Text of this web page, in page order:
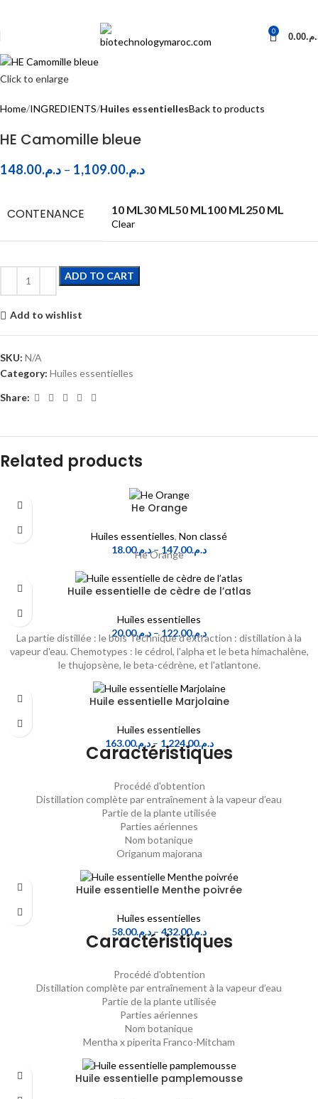
0 0.00
Click to enlarge
Home INGREDIENTS Huiles essentiellesBack to products
HE Camomille bleue
د.م.148.00 – د.م.1,109.00
CONTENANCE 10 ML30 ML50 ML100 ML250 ML
Clear
ADD TO CART
Add to wishlist
SKU: N/A
Category: Huiles essentielles
Share:
Related products
He Orange
Huiles essentielles, Non classé
د.م.18.00 – د.م.147.00
He Orange
Huile essentielle de cèdre de l’atlas
Huiles essentielles
د.م.20.00 – د.م.122.00
La partie distillée : le bois Technique d’extraction : distillation à la
vapeur d'eau. Chemotypes : le cédrol, l'alpha et le beta himachalène,
le thujopsène, le beta-cédrène, et l'atlantone.
Huile essentielle Marjolaine
Huiles essentielles
د.م.163.00 – د.م.1,224.00
Caractéristiques
Procédé d'obtention
Distillation complète par entraînement à la vapeur d’eau
Partie de la plante utilisée
Parties aériennes
Nom botanique
Origanum majorana
Huile essentielle Menthe poivrée
Huiles essentielles
د.م.58.00 – د.م.432.00
Caractéristiques
Procédé d'obtention
Distillation complète par entraînement à la vapeur d’eau
Partie de la plante utilisée
Parties aériennes
Nom botanique
Mentha x piperita Franco-Mitcham
Huile essentielle pamplemousse